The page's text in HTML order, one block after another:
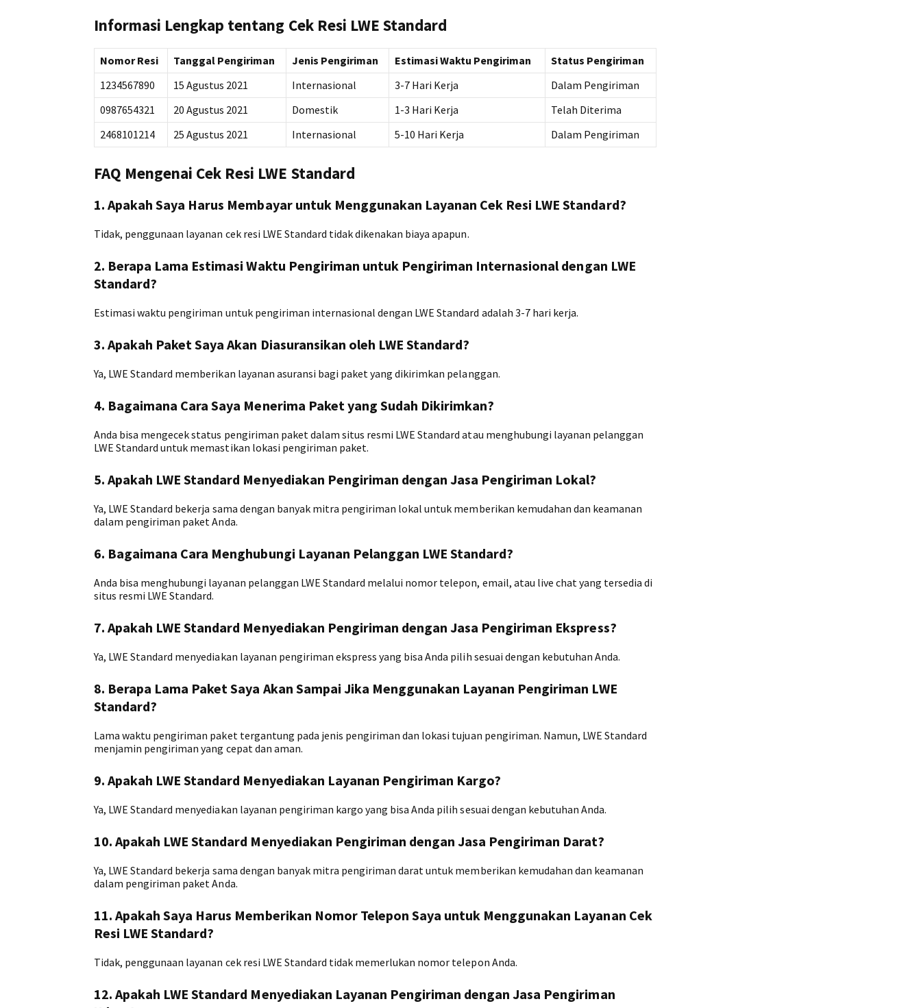
Informasi Lengkap tentang Cek Resi LWE Standard
Nomor Resi Tanggal Pengiriman Jenis Pengiriman Estimasi Waktu Pengiriman
Status Pengiriman
1234567890
15 Agustus 2021 Internasional 3-7 Hari Kerja
Dalam Pengiriman
0987654321
20 Agustus 2021 Domestik 1-3 Hari Kerja
Telah Diterima
2468101214
25 Agustus 2021 Internasional 5-10 Hari Kerja Dalam Pengiriman
FAQ Mengenai Cek Resi LWE Standard
1. Apakah Saya Harus Membayar untuk Menggunakan Layanan Cek Resi LWE Standard?
Tidak, penggunaan layanan cek resi LWE Standard tidak dikenakan biaya apapun.
2. Berapa Lama Estimasi Waktu Pengiriman untuk Pengiriman Internasional dengan LWE
Standard?
Estimasi waktu pengiriman untuk pengiriman internasional dengan LWE Standard adalah 3-7 hari kerja.
3. Apakah Paket Saya Akan Diasuransikan oleh LWE Standard?
Ya, LWE Standard memberikan layanan asuransi bagi paket yang dikirimkan pelanggan.
4. Bagaimana Cara Saya Menerima Paket yang Sudah Dikirimkan?
Anda bisa mengecek status pengiriman paket dalam situs resmi LWE Standard atau menghubungi layanan pelanggan
LWE Standard untuk memastikan lokasi pengiriman paket.
5. Apakah LWE Standard Menyediakan Pengiriman dengan Jasa Pengiriman Lokal?
Ya, LWE Standard bekerja sama dengan banyak mitra pengiriman lokal untuk memberikan kemudahan dan keamanan
dalam pengiriman paket Anda.
6. Bagaimana Cara Menghubungi Layanan Pelanggan LWE Standard?
Anda bisa menghubungi layanan pelanggan LWE Standard melalui nomor telepon, email, atau live chat yang tersedia di
situs resmi LWE Standard.
7. Apakah LWE Standard Menyediakan Pengiriman dengan Jasa Pengiriman Ekspress?
Ya, LWE Standard menyediakan layanan pengiriman ekspress yang bisa Anda pilih sesuai dengan kebutuhan Anda.
8. Berapa Lama Paket Saya Akan Sampai Jika Menggunakan Layanan Pengiriman LWE
Standard?
Lama waktu pengiriman paket tergantung pada jenis pengiriman dan lokasi tujuan pengiriman. Namun, LWE Standard
menjamin pengiriman yang cepat dan aman.
9. Apakah LWE Standard Menyediakan Layanan Pengiriman Kargo?
Ya, LWE Standard menyediakan layanan pengiriman kargo yang bisa Anda pilih sesuai dengan kebutuhan Anda.
10. Apakah LWE Standard Menyediakan Pengiriman dengan Jasa Pengiriman Darat?
Ya, LWE Standard bekerja sama dengan banyak mitra pengiriman darat untuk memberikan kemudahan dan keamanan
dalam pengiriman paket Anda.
11. Apakah Saya Harus Memberikan Nomor Telepon Saya untuk Menggunakan Layanan Cek
Resi LWE Standard?
Tidak, penggunaan layanan cek resi LWE Standard tidak memerlukan nomor telepon Anda.
12. Apakah LWE Standard Menyediakan Layanan Pengiriman dengan Jasa Pengiriman